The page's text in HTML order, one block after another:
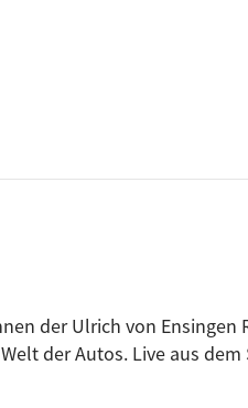
der Ulrich von Ensingen
der Autos. Live aus dem